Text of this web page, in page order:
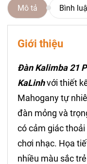
Mô tả Bình
Giới thiệu
Đàn Kalimba 21
KaLinhvới thiết
Mahogany tự
đàn mỏng và
có cảm giác
chơi nhạc. Họa
nhiều màu sắc